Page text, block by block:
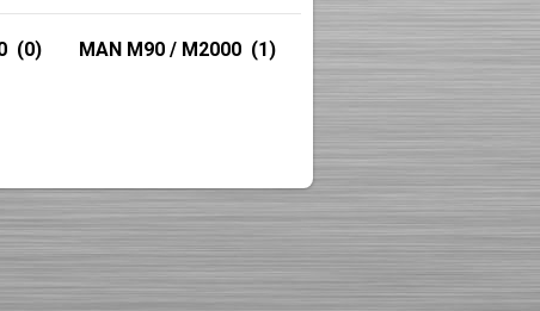
(0) MAN M90 / M2000 (1)